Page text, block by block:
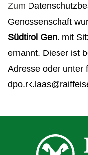
Zum
Genossenschaft
Südtirol Gen. mit
ernannt. Dieser ist
Adresse oder unter